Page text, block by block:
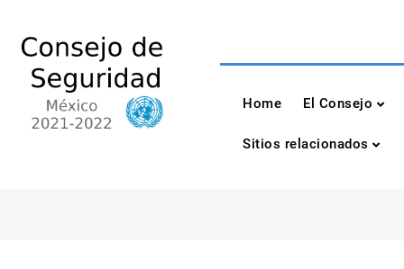
content
Consejo de
México 2021-2022
Home El Consejo
Sitios relacionados